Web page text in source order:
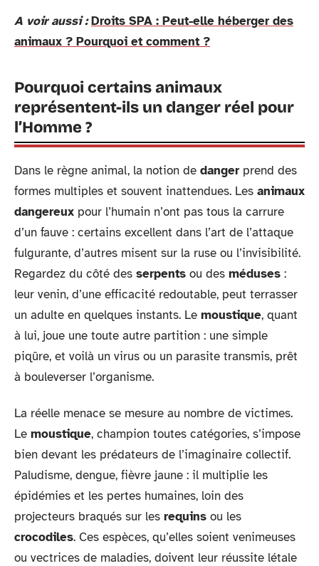
A voir aussi : Droits SPA : Peut-elle héberger des
animaux ? Pourquoi et comment ?
Pourquoi certains animaux
représentent-ils un danger réel pour
l’Homme ?
Dans le règne animal, la notion de danger prend des
formes multiples et souvent inattendues. Les animaux
dangereux pour l’humain n’ont pas tous la carrure
d’un fauve : certains excellent dans l’art de l’attaque
fulgurante, d’autres misent sur la ruse ou l’invisibilité.
Regardez du côté des serpents ou des méduses :
leur venin, d’une efficacité redoutable, peut terrasser
un adulte en quelques instants. Le moustique, quant
à lui, joue une toute autre partition : une simple
piqûre, et voilà un virus ou un parasite transmis, prêt
à bouleverser l’organisme.
La réelle menace se mesure au nombre de victimes.
Le moustique, champion toutes catégories, s’impose
bien devant les prédateurs de l’imaginaire collectif.
Paludisme, dengue, fièvre jaune : il multiplie les
épidémies et les pertes humaines, loin des
projecteurs braqués sur les requins ou les
crocodiles. Ces espèces, qu’elles soient venimeuses
ou vectrices de maladies, doivent leur réussite létale